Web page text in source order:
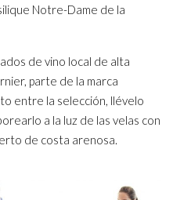
Notre-Dame de la
de vino local de alta
parte de la marca
entre la selección, llévelo
a la luz de las velas con
de costa arenosa.